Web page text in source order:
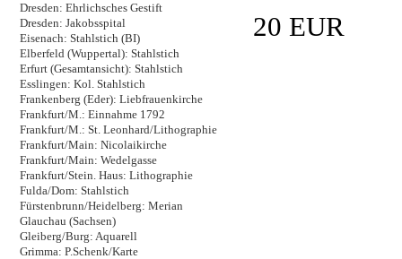
Dresden: Ehrlichsches Gestift
Dresden: Jakobsspital
Eisenach: Stahlstich (BI)
Elberfeld (Wuppertal): Stahlstich
Erfurt (Gesamtansicht): Stahlstich
Esslingen: Kol. Stahlstich
Frankenberg (Eder): Liebfrauenkirche
Frankfurt/M.: Einnahme 1792
Frankfurt/M.: St. Leonhard/Lithographie
Frankfurt/Main: Nicolaikirche
Frankfurt/Main: Wedelgasse
Frankfurt/Stein. Haus: Lithographie
Fulda/Dom: Stahlstich
Fürstenbrunn/Heidelberg: Merian
Glauchau (Sachsen)
Gleiberg/Burg: Aquarell
Grimma: P.Schenk/Karte
20 EUR